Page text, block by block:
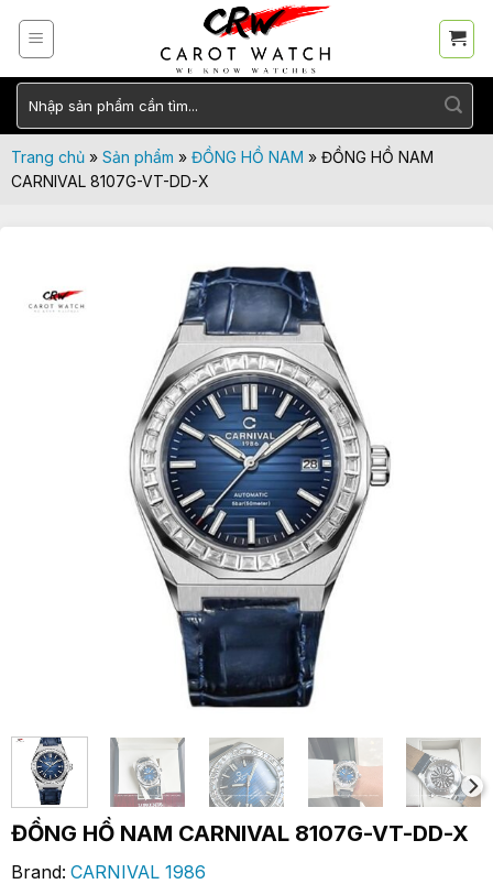
Tìm
kiếm:
Trang chủ» Sản phẩm » ĐỒNG HỒ NAM » ĐỒNG HỒ NAM
CARNIVAL 8107G-VT-DD-X
ĐỒNG HỒ NAM CARNIVAL 8107G-VT-DD-X
Brand: CARNIVAL 1986